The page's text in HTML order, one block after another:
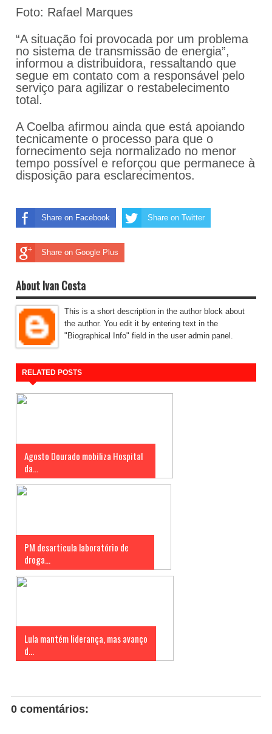
Foto: Rafael Marques
“A situação foi provocada por um problema
no sistema de transmissão de energia”,
informou a distribuidora, ressaltando que
segue em contato com a responsável pelo
serviço para agilizar o restabelecimento
total.
A Coelba afirmou ainda que está apoiando
tecnicamente o processo para que o
fornecimento seja normalizado no menor
tempo possível e reforçou que permanece à
disposição para esclarecimentos.
Share on Facebook Share on Twitter
Share on Google Plus
About Ivan Costa
This is a short description in the author block about
the author. You edit it by entering text in the
"Biographical Info" field in the user admin panel.
RELATED POSTS
Agosto Dourado mobiliza Hospital
da...
PM desarticula laboratório de
droga...
Lula mantém liderança, mas avanço
d...
0 comentários: